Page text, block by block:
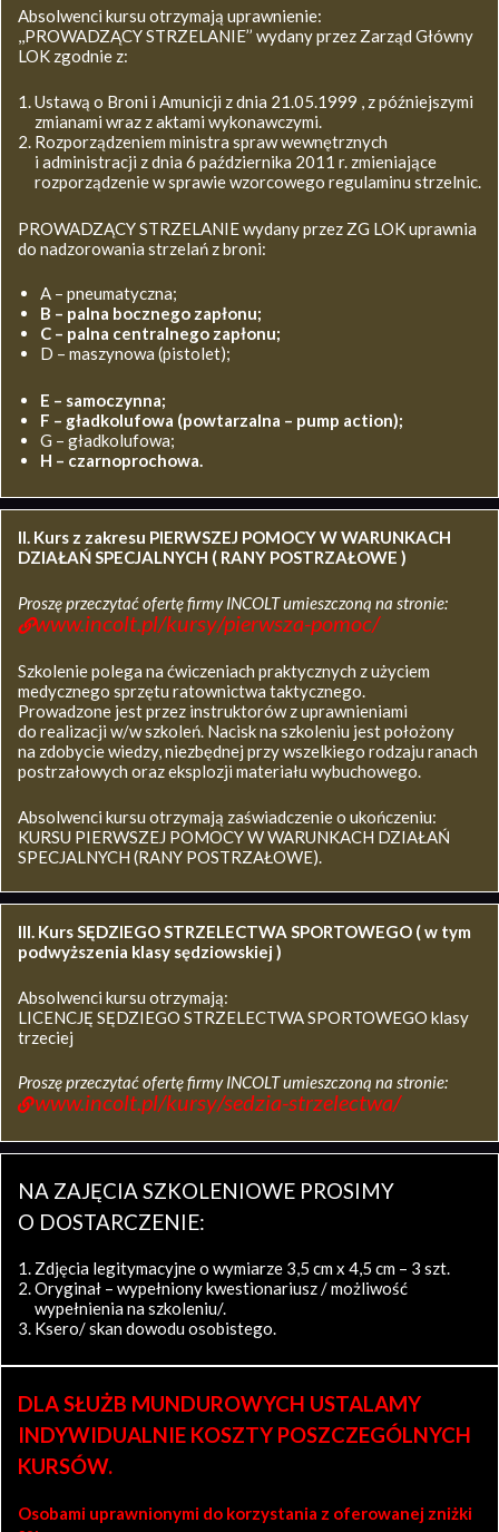
Absolwenci kursu otrzymają uprawnienie:
,,PROWADZĄCY STRZELANIE’’ wydany przez Zarząd Główny
LOK zgodnie z:
Ustawą o Broni i Amunicji z dnia 21.05.1999 , z późniejszymi
zmianami wraz z aktami wykonawczymi.
Rozporządzeniem ministra spraw wewnętrznych
i administracji z dnia 6 października 2011 r. zmieniające
rozporządzenie w sprawie wzorcowego regulaminu strzelnic.
PROWADZĄCY STRZELANIE wydany przez ZG LOK uprawnia
do nadzorowania strzelań z broni:
A – pneumatyczna;
B – palna bocznego zapłonu;
C – palna centralnego zapłonu;
D – maszynowa (pistolet);
E – samoczynna;
F – gładkolufowa (powtarzalna – pump action);
G – gładkolufowa;
H – czarnoprochowa.
II. Kurs z zakresu PIERWSZEJ POMOCY W WARUNKACH
DZIAŁAŃ SPECJALNYCH ( RANY POSTRZAŁOWE )
Proszę przeczytać ofertę firmy INCOLT umieszczoną na stronie:
www.incolt.pl/kursy/pierwsza-pomoc/
Szkolenie polega na ćwiczeniach praktycznych z użyciem
medycznego sprzętu ratownictwa taktycznego.
Prowadzone jest przez instruktorów z uprawnieniami
do realizacji w/w szkoleń. Nacisk na szkoleniu jest położony
na zdobycie wiedzy, niezbędnej przy wszelkiego rodzaju ranach
postrzałowych oraz eksplozji materiału wybuchowego.
Absolwenci kursu otrzymają zaświadczenie o ukończeniu:
KURSU PIERWSZEJ POMOCY W WARUNKACH DZIAŁAŃ
SPECJALNYCH (RANY POSTRZAŁOWE).
III. Kurs SĘDZIEGO STRZELECTWA SPORTOWEGO ( w tym
podwyższenia klasy sędziowskiej )
Absolwenci kursu otrzymają:
LICENCJĘ SĘDZIEGO STRZELECTWA SPORTOWEGO klasy
trzeciej
Proszę przeczytać ofertę firmy INCOLT umieszczoną na stronie:
www.incolt.pl/kursy/sedzia-strzelectwa/
NA ZAJĘCIA SZKOLENIOWE PROSIMY
O DOSTARCZENIE:
Zdjęcia legitymacyjne o wymiarze 3,5 cm x 4,5 cm – 3 szt.
Oryginał – wypełniony kwestionariusz / możliwość
wypełnienia na szkoleniu/.
Ksero/ skan dowodu osobistego.
DLA SŁUŻB MUNDUROWYCH USTALAMY
INDYWIDUALNIE KOSZTY POSZCZEGÓLNYCH
KURSÓW.
Osobami uprawnionymi do korzystania z oferowanej zniżki